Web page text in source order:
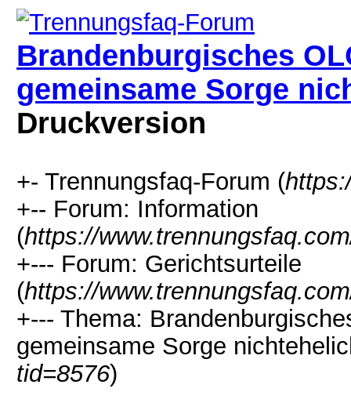
Brandenburgisches
gemeinsame Sorge
Druckversion
+- Trennungsfaq-Forum (
+-- Forum: Information
(https://
+--- Forum: Gerichtsurteile
(https://
+--- Thema:
gemeinsame Sorge
tid=8576)